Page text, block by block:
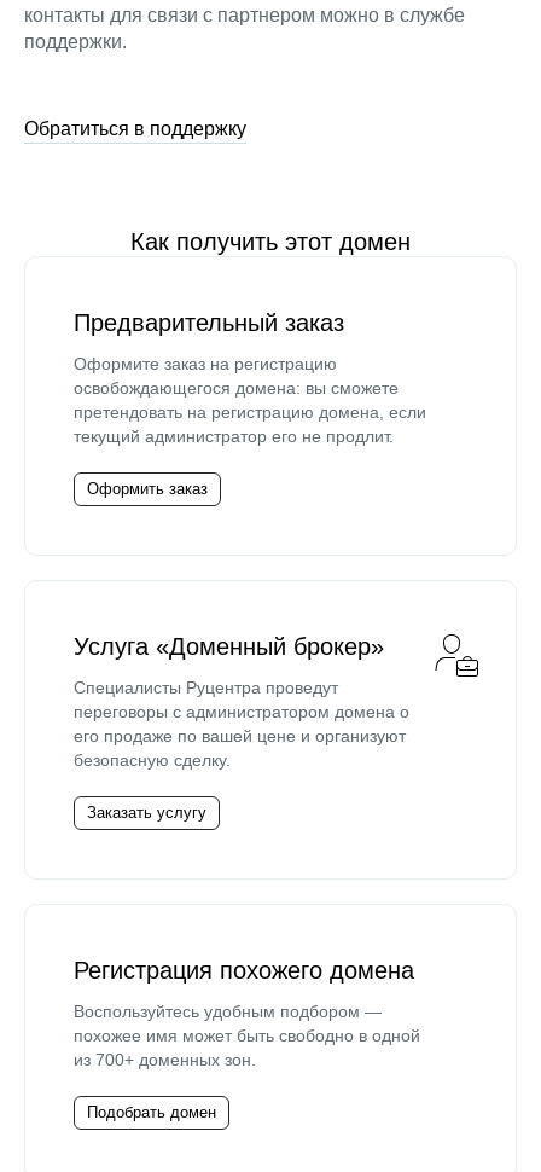
контакты для связи с партнером можно в службе
поддержки.
Обратиться в поддержку
Как получить этот домен
Предварительный заказ
Оформите заказ на регистрацию
освобождающегося домена: вы сможете
претендовать на регистрацию домена, если
текущий администратор его не продлит.
Оформить заказ
Услуга «Доменный брокер»
Специалисты Руцентра проведут
переговоры с администратором домена о
его продаже по вашей цене и организуют
безопасную сделку.
Заказать услугу
Регистрация похожего домена
Воспользуйтесь удобным подбором —
похожее имя может быть свободно в одной
из 700+ доменных зон.
Подобрать домен